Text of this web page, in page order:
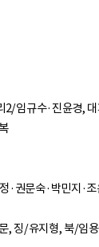
임규수·진윤경,
권문숙·박민지·조
, 징/유지형, 북/임